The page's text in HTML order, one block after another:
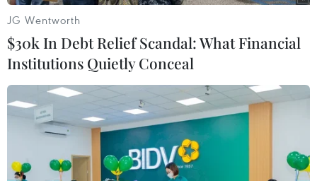
JG Wentworth
$30k In Debt Relief Scandal: What Financial
Institutions Quietly Conceal